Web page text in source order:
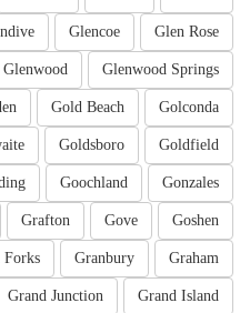
Glen Rose
Glencoe
Glenwood Springs
Glenwood
Golconda
Gold Beach
Goldfield
Goldsboro
Gonzales
Goochland
Goshen
Gove
Grafton
Graham
Granbury
Forks
Grand Island
Grand Junction